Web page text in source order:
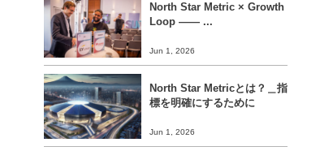
North Star Metric × Growth
Loop ―― ...
Jun 1, 2026
North Star Metricとは？＿指
標を明確にするために
Jun 1, 2026